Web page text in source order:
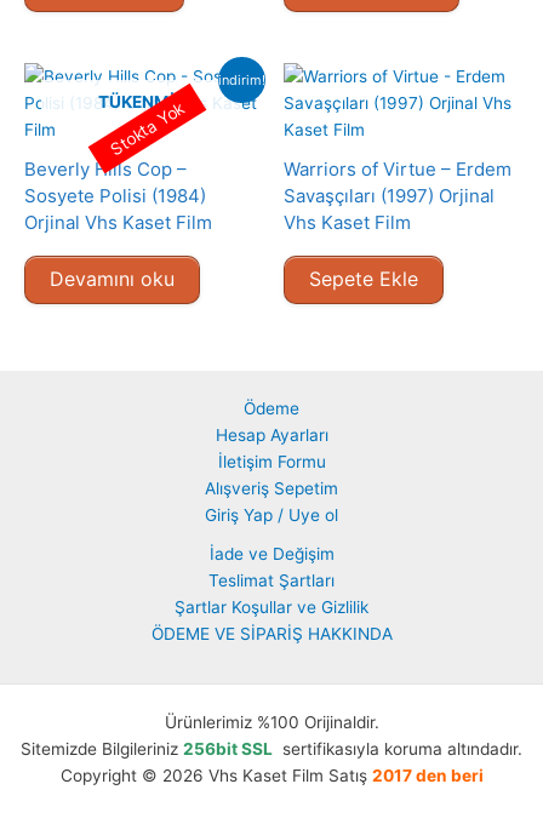
indirim!
TÜKENMIŞ
Beverly Hills Cop –
Sosyete Polisi (1984)
Orjinal Vhs Kaset Film
Devamını oku
Stokta Yok
Warriors of Virtue – Erdem
Savaşçıları (1997) Orjinal
Vhs Kaset Film
Sepete Ekle
Ödeme
Hesap Ayarları
İletişim Formu
Alışveriş Sepetim
Giriş Yap / Uye ol
İade ve Değişim
Teslimat Şartları
Şartlar Koşullar ve Gizlilik
ÖDEME VE SİPARİŞ HAKKINDA
Ürünlerimiz %100 Orijinaldir.
Sitemizde Bilgileriniz 256bit SSL sertifikasıyla koruma altındadır.
Copyright © 2026 Vhs Kaset Film Satış 2017 den beri